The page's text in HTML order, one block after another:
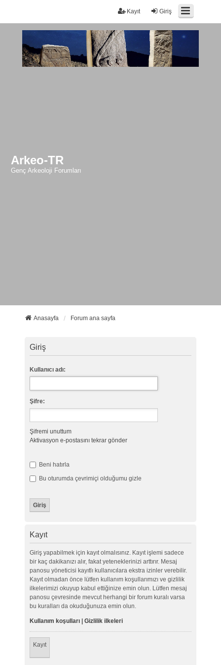
Giriş
Kayıt
Arkeo-TR
Genç Arkeoloji Forumları
Anasayfa Forum ana sayfa
Giriş
Kullanıcı adı:
Şifre:
Şifremi unuttum
Aktivasyon e-postasını tekrar gönder
Beni hatırla
Bu oturumda çevrimiçi olduğumu gizle
Kayıt
Giriş yapabilmek için kayıt olmalısınız. Kayıt işlemi sadece
bir kaç dakikanızı alır, fakat yeteneklerinizi arttırır. Mesaj
panosu yöneticisi kayıtlı kullanıcılara ekstra izinler verebilir.
Kayıt olmadan önce lütfen kullanım koşullarımızı ve gizlilik
ilkelerimizi okuyup kabul ettiğinize emin olun. Lütfen mesaj
panosu çevresinde mevcut herhangi bir forum kuralı varsa
bu kuralları da okuduğunuza emin olun.
Kullanım koşulları| Gizlilik ilkeleri
Kayıt